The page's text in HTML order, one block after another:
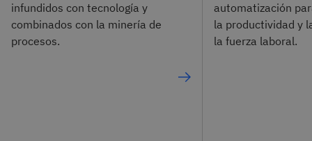
infundidos con tecnología y
combinados con la minería de
procesos.
automatización
la productividad y
la fuerza laboral.